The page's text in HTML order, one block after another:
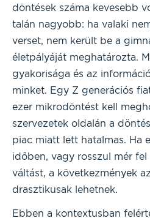
döntések száma kevesebb
talán nagyobb: ha valaki
verset, nem került be a
életpályáját meghatározta.
gyakorisága és az
minket. Egy Z generációs
ezer mikrodöntést kell
szervezetek oldalán a
piac miatt lett hatalmas. Ha
időben, vagy rosszul mér
váltást, a következmények
drasztikusak lehetnek.
Ebben a kontextusban